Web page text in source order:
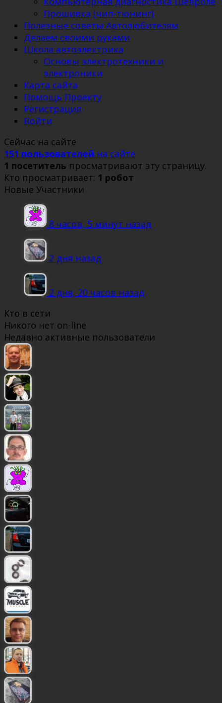
Прошивка (чип-тюнинг)
Полезные советы Автолюбителям
Делаем своими руками
Школа автоэлектрика
Основы электротехники и
электроники
Карта сайта
Помощь Проекту
Регистрация
Войти
Сейчас на сайте
151 пользователей на сайте
1 посетитель просматривают эту страницу.
Кто просматривает: 1 робот
Новые Участники
8 часов, 5 минут назад
2 дня назад
2 дня, 20 часов назад
Кто в сети
Никого нет on-line
Недавно активные пользователи